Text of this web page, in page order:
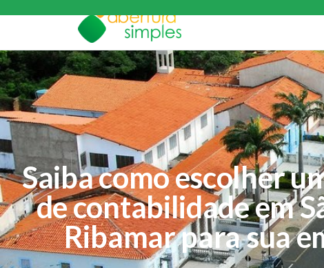
Saiba como escolher
de contabilidade em
Ribamar para sua